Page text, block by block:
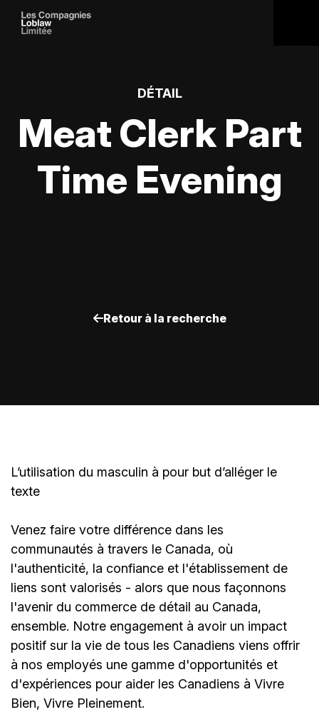
DÉTAIL
Meat Clerk Part
Time Evening
Retour à la recherche
L’utilisation du masculin à pour but d’alléger le
texte
Venez faire votre différence dans les
communautés à travers le Canada, où
l'authenticité, la confiance et l'établissement de
liens sont valorisés - alors que nous façonnons
l'avenir du commerce de détail au Canada,
ensemble. Notre engagement à avoir un impact
positif sur la vie de tous les Canadiens viens offrir
à nos employés une gamme d'opportunités et
d'expériences pour aider les Canadiens à Vivre
Bien, Vivre Pleinement.